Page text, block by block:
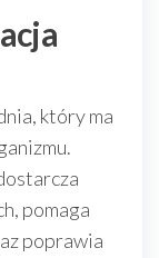
który ma
pomaga
poprawia